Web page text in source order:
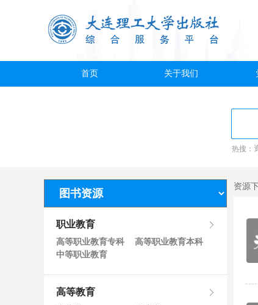
首页 关于我们
热搜：
职业教育
高等职业教育专科
高等职业教育本科
中等职业教育
高等教育
资源